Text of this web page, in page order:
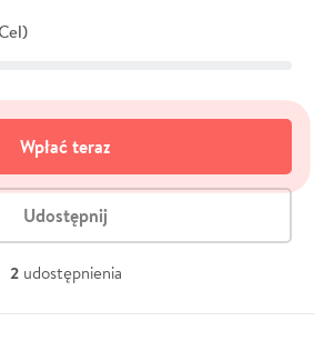
Wpłać teraz
Udostępnij
2 udostępnienia